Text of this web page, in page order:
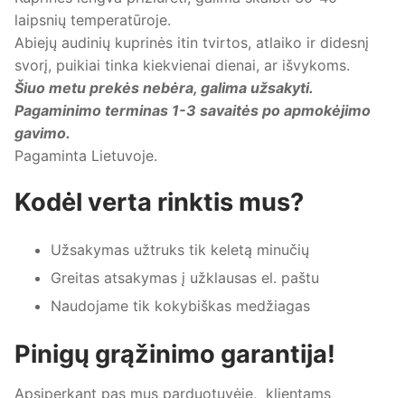
laipsnių temperatūroje.
Abiejų audinių kuprinės itin tvirtos, atlaiko ir didesnį
svorį, puikiai tinka kiekvienai dienai, ar išvykoms.
Šiuo metu prekės nebėra, galima užsakyti.
Pagaminimo terminas 1-3 savaitės po apmokėjimo
gavimo.
Pagaminta Lietuvoje.
Kodėl verta rinktis mus?
Užsakymas užtruks tik keletą minučių
Greitas atsakymas į užklausas el. paštu
Naudojame tik kokybiškas medžiagas
Pinigų grąžinimo garantija!
Apsiperkant pas mus parduotuvėje, klientams